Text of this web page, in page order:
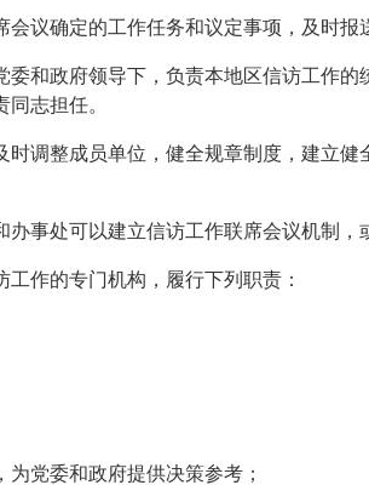
议确定的工作任务和议定事项，及时
和政府领导下，负责本地区信访工作
志担任。
调整成员单位，健全规章制度，建立
事处可以建立信访工作联席会议机制
作的专门机构，履行下列职责：
为党委和政府提供决策参考；